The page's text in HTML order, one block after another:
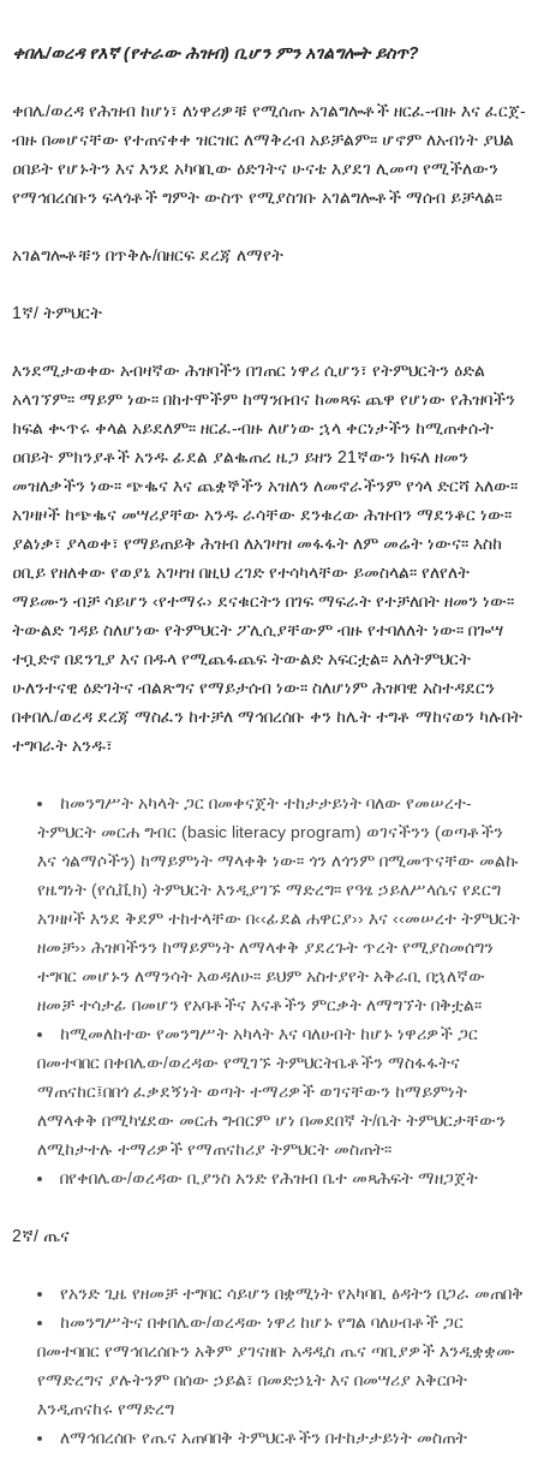
ቀበሌ/ወረዳ የእኛ (የተራው ሕዝብ) ቢሆን ምን አገልግሎት ይስጥ?
ቀበሌ/ወረዳ የሕዝብ ከሆነ፣ ለነዋሪዎቹ የሚሰጡ አገልግሎቶች ዘርፈ-ብዙ እና ፈርጀ-
ብዙ በመሆናቸው የተጠናቀቀ ዝርዝር ለማቅረብ አይቻልም፡፡ ሆኖም ለአብነት ያህል
ዐበይት የሆኑትን እና እንደ አካባቢው ዕድገትና ሁናቴ እያደገ ሊመጣ የሚችለውን
የማኅበረሰቡን ፍላጎቶች ግምት ውስጥ የሚያስገቡ አገልግሎቶች ማሰብ ይቻላል፡፡
አገልግሎቶቹን በጥቅሉ/በዘርፍ ደረጃ ለማየት
1ኛ/ ትምህርት
እንደሚታወቀው አብዛኛው ሕዝባችን በገጠር ነዋሪ ሲሆን፣ የትምህርትን ዕድል
አላገኘም፡፡ ማይም ነው፡፡ በከተሞችም ከማንበብና ከመጻፍ ጨዋ የሆነው የሕዝባችን
ክፍል ቊጥሩ ቀላል አይደለም፡፡ ዘርፈ-ብዙ ለሆነው ኋላ ቀርነታችን ከሚጠቀሱት
ዐበይት ምክንያቶች አንዱ ፊደል ያልቈጠረ ዜጋ ይዘን 21ኛውን ክፍለ ዘመን
መዝለቃችን ነው፡፡ ጭቈና እና ጨቋኞችን አዝለን ለመኖራችንም የጎላ ድርሻ አለው፡፡
አገዛዞች ከጭቈና መሣሪያቸው አንዱ ራሳቸው ደንቁረው ሕዝብን ማደንቆር ነው፡፡
ያልነቃ፣ ያላወቀ፣ የማይጠይቅ ሕዝብ ለአገዛዝ መፋፋት ለም መሬት ነውና፡፡ እስከ
ዐቢይ የዘለቀው የወያኔ አገዛዝ በዚህ ረገድ የተሳካላቸው ይመስላል፡፡ የለየለት
ማይሙን ብቻ ሳይሆን ‹የተማሩ› ደናቁርትን በገፍ ማፍራት የተቻለበት ዘመን ነው፡፡
ትውልድ ገዳይ ስለሆነው የትምህርት ፖሊሲያቸውም ብዙ የተባለለት ነው፡፡ በጐሣ
ተቧድኖ በደንጊያ እና በዱላ የሚጨፋጨፍ ትውልድ አፍርቷል፡፡ አለትምህርት
ሁለንተናዊ ዕድገትና ብልጽግና የማይታሰብ ነው፡፡ ስለሆነም ሕዝባዊ አስተዳደርን
በቀበሌ/ወረዳ ደረጃ ማስፈን ከተቻለ ማኅበረሰቡ ቀን ከሌት ተግቶ ማከናወን ካሉበት
ተግባራት አንዱ፣
ከመንግሥት አካላት ጋር በመቀናጀት ተከታታይነት ባለው የመሠረተ-
ትምህርት መርሐ ግብር (basic literacy program) ወገናችንን (ወጣቶችን
እና ጎልማሶችን) ከማይምነት ማላቀቅ ነው፡፡ ጎን ለጎንም በሚመጥናቸው መልኩ
የዜግነት (የሲቪክ) ትምህርት እንዲያገኙ ማድረግ፡፡ የዓፄ ኃይለሥላሴና የደርግ
አገዛዞች እንደ ቅደም ተከተላቸው በ‹‹ፊደል ሐዋርያ›› እና ‹‹መሠረተ ትምህርት
ዘመቻ›› ሕዝባችንን ከማይምነት ለማላቀቅ ያደረጉት ጥረት የሚያስመሰግን
ተግባር መሆኑን ለማንሳት እወዳለሁ፡፡ ይህም አስተያየት አቅራቢ በኋለኛው
ዘመቻ ተሳታፊ በመሆን የአባቶችና እናቶችን ምርቃት ለማግኘት በቅቷል፡፡
ከሚመለከተው የመንግሥት አካላት እና ባለሀብት ከሆኑ ነዋሪዎች ጋር
በመተባበር በቀበሌው/ወረዳው የሚገኙ ትምህርትቤቶችን ማስፋፋትና
ማጠናከር፤በበጎ ፈቃደኝነት ወጣት ተማሪዎች ወገናቸውን ከማይምነት
ለማላቀቅ በሚካሄደው መርሐ ግብርም ሆነ በመደበኛ ት/ቤት ትምህርታቸውን
ለሚከታተሉ ተማሪዎች የማጠናከሪያ ትምህርት መስጠት፡፡
በየቀበሌው/ወረዳው ቢያንስ አንድ የሕዝብ ቤተ መጻሕፍት ማዘጋጀት
2ኛ/ ጤና
የአንድ ጊዜ የዘመቻ ተግባር ሳይሆን በቋሚነት የአካባቢ ፅዳትን በጋራ መጠበቅ
ከመንግሥትና በቀበሌው/ወረዳው ነዋሪ ከሆኑ የግል ባለሀብቶች ጋር
በመተባበር የማኅበረሰቡን አቅም ያገናዘቡ አዳዲስ ጤና ጣቢያዎች እንዲቋቋሙ
የማድረግና ያሉትንም በሰው ኃይል፣ በመድኃኒት እና በመሣሪያ አቅርቦት
እንዲጠናከሩ የማድረግ
ለማኅበረሰቡ የጤና አጠባበቅ ትምህርቶችን በተከታታይነት መስጠት